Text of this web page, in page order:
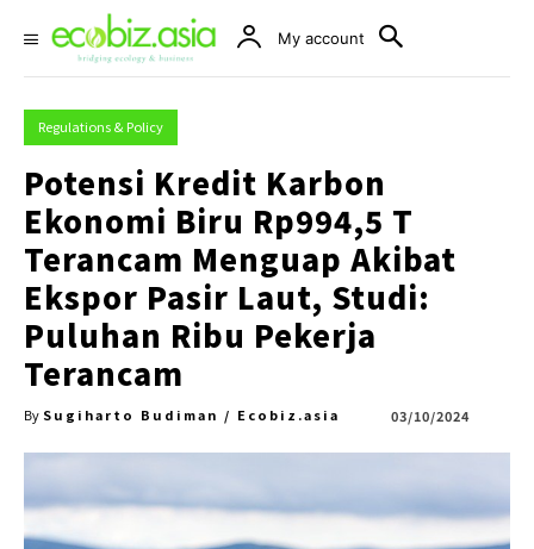
My account
Regulations & Policy
Potensi Kredit Karbon
Ekonomi Biru Rp994,5 T
Terancam Menguap Akibat
Ekspor Pasir Laut, Studi:
Puluhan Ribu Pekerja
Terancam
By Sugiharto Budiman / Ecobiz.asia 03/10/2024